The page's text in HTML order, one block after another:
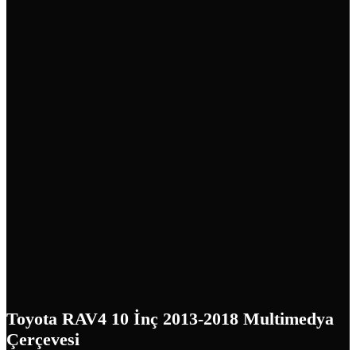
Toyota RAV4 10 İnç 2013-2018 Multimedya
Çerçevesi